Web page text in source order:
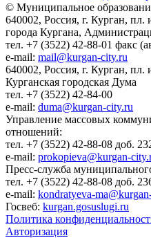
© Муниципальное
640002, Россия, г. Курган,
города Кургана,
тел. +7 (3522) 42-88-01 факс
e-mail: mail@kurgan-city.ru
640002, Россия, г. Курган,
Курганская городская Дума
тел. +7 (3522) 42-84-00
e-mail: duma@kurgan-city.ru
Управление массовых
отношений:
тел. +7 (3522) 42-88-08 доб.
e-mail: prokopieva@kurgan-
Пресс-служба
тел. +7 (3522) 42-88-08 доб.
e-mail: kondratyeva-
Госвеб: kurgan.gosuslugi.ru
Политика
Авторизация